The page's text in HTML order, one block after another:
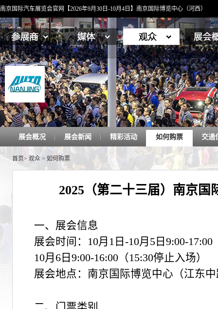
南京国际汽车展览会官网【2026年9月30日-10月4日】南京国际博览中心（河西）
展会概况 展会新闻 精彩活动 如何购票 交通
首页> 观众 > 如何购票
2025（第二十三届）南京国
一、展会信息
展会时间：10月1日-10月5日9:00-17:00
10月6日9:00-16:00（15:30停止入场）
展会地点：南京国际博览中心（江东中